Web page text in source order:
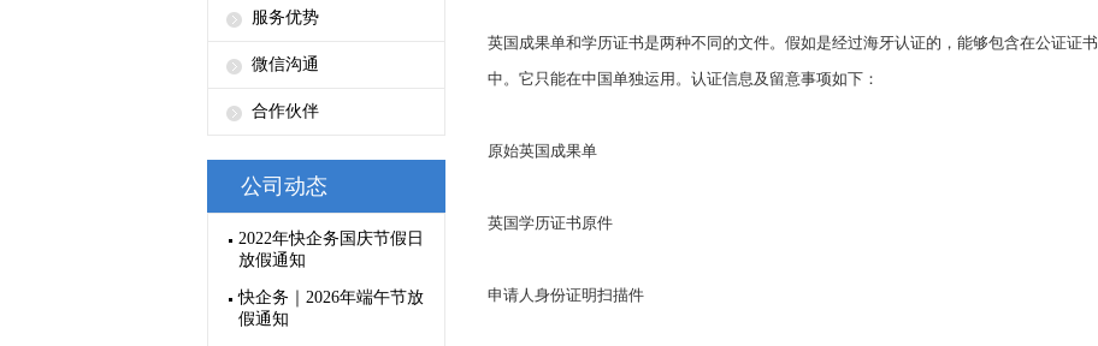
服务优势
微信沟通
合作伙伴
公司动态
2022年快企务国庆节假日
放假通知
快企务｜2026年端午节放
假通知
英国成果单和学历证书是两种不同的文件。假如是经过海牙认证的，能够包含在公证证书
中。它只能在中国单独运用。认证信息及留意事项如下：
原始英国成果单
英国学历证书原件
申请人身份证明扫描件